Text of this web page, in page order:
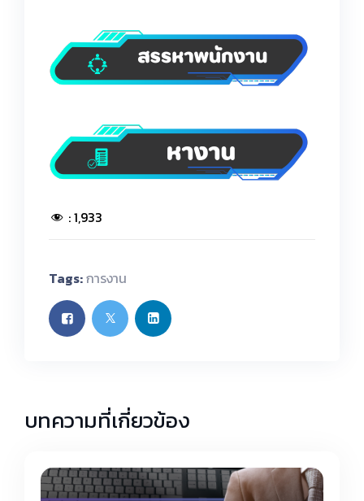
:1,933
Tags:การงาน
บทความที่เกี่ยวข้อง